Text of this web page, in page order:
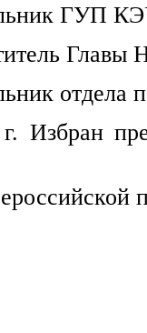
ГУП
Главы
Избран